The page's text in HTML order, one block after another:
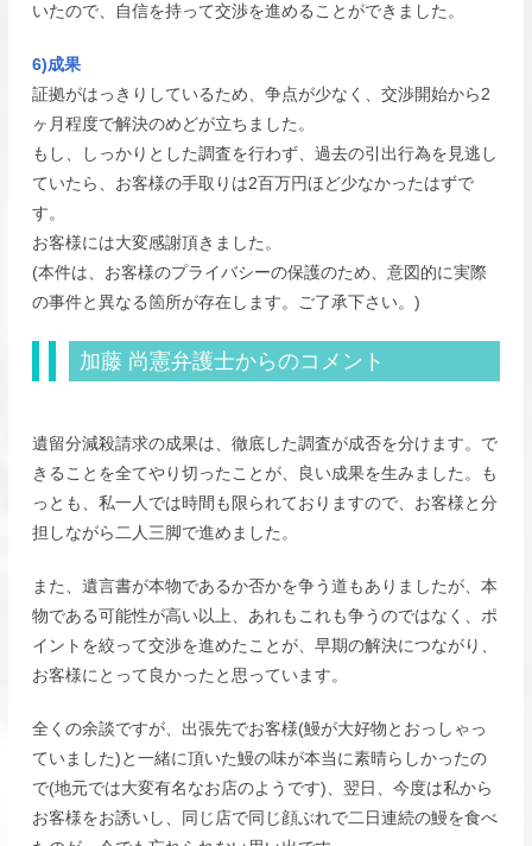
いたので、自信を持って交渉を進めることができました。
6)成果
証拠がはっきりしているため、争点が少なく、交渉開始から2
ヶ月程度で解決のめどが立ちました。
もし、しっかりとした調査を行わず、過去の引出行為を見逃し
ていたら、お客様の手取りは2百万円ほど少なかったはずで
す。
お客様には大変感謝頂きました。
(本件は、お客様のプライバシーの保護のため、意図的に実際
の事件と異なる箇所が存在します。ご了承下さい。)
加藤 尚憲弁護士からのコメント
遺留分減殺請求の成果は、徹底した調査が成否を分けます。で
きることを全てやり切ったことが、良い成果を生みました。も
っとも、私一人では時間も限られておりますので、お客様と分
担しながら二人三脚で進めました。
また、遺言書が本物であるか否かを争う道もありましたが、本
物である可能性が高い以上、あれもこれも争うのではなく、ポ
イントを絞って交渉を進めたことが、早期の解決につながり、
お客様にとって良かったと思っています。
全くの余談ですが、出張先でお客様(鰻が大好物とおっしゃっ
ていました)と一緒に頂いた鰻の味が本当に素晴らしかったの
で(地元では大変有名なお店のようです)、翌日、今度は私から
お客様をお誘いし、同じ店で同じ顔ぶれで二日連続の鰻を食べ